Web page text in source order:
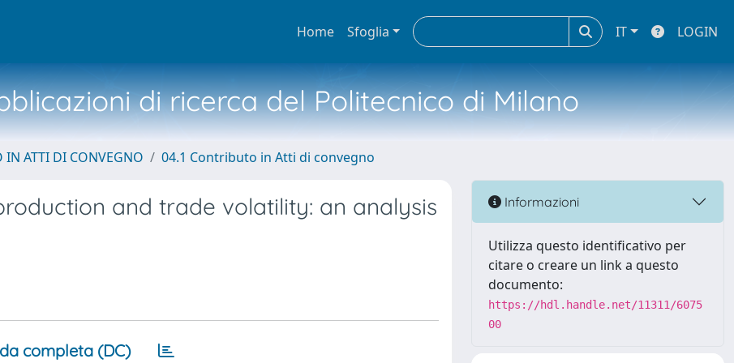
Home Sfoglia IT LOGIN
di ricerca del Politecnico di Milano
IN ATTI DI CONVEGNO 04.1 Contributo in Atti di convegno
and trade volatility: an analysis
completa (DC)
Informazioni
Utilizza questo identificativo per
citare o creare un link a questo
documento:
https://hdl.handle.net/11311/6075
00